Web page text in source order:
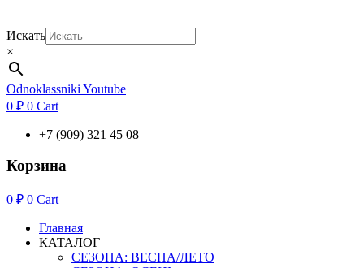
Искать
×
Odnoklassniki Youtube
0 ₽ 0 Cart
+7 (909) 321 45 08
Корзина
0 ₽ 0 Cart
Главная
КАТАЛОГ
СЕЗОНА: ВЕСНА/ЛЕТО